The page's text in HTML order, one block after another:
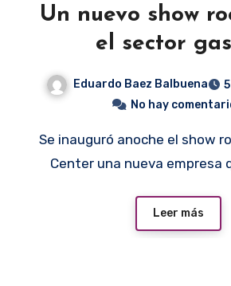
Un nuevo show
el sector
Eduardo Baez Balbuena
No hay
Se inauguró anoche el show room de Gastro
Center una nueva empresa
Leer más